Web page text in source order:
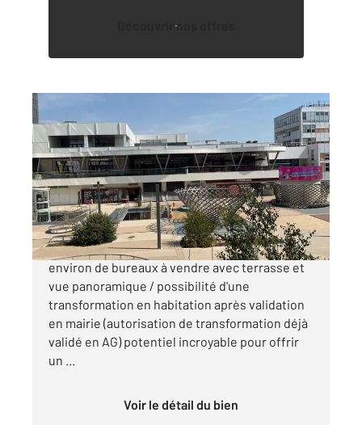
Découvrir nos offres
97,71 m
2, 3 pièces
Ref : 5643
Appartement F4 à vendre
160 900 €
Century21 vous propose une surface de 97 m²
environ de bureaux à vendre avec terrasse et
vue panoramique / possibilité d'une
transformation en habitation après validation
en mairie (autorisation de transformation déjà
validé en AG) potentiel incroyable pour offrir
un ...
Voir le détail du bien